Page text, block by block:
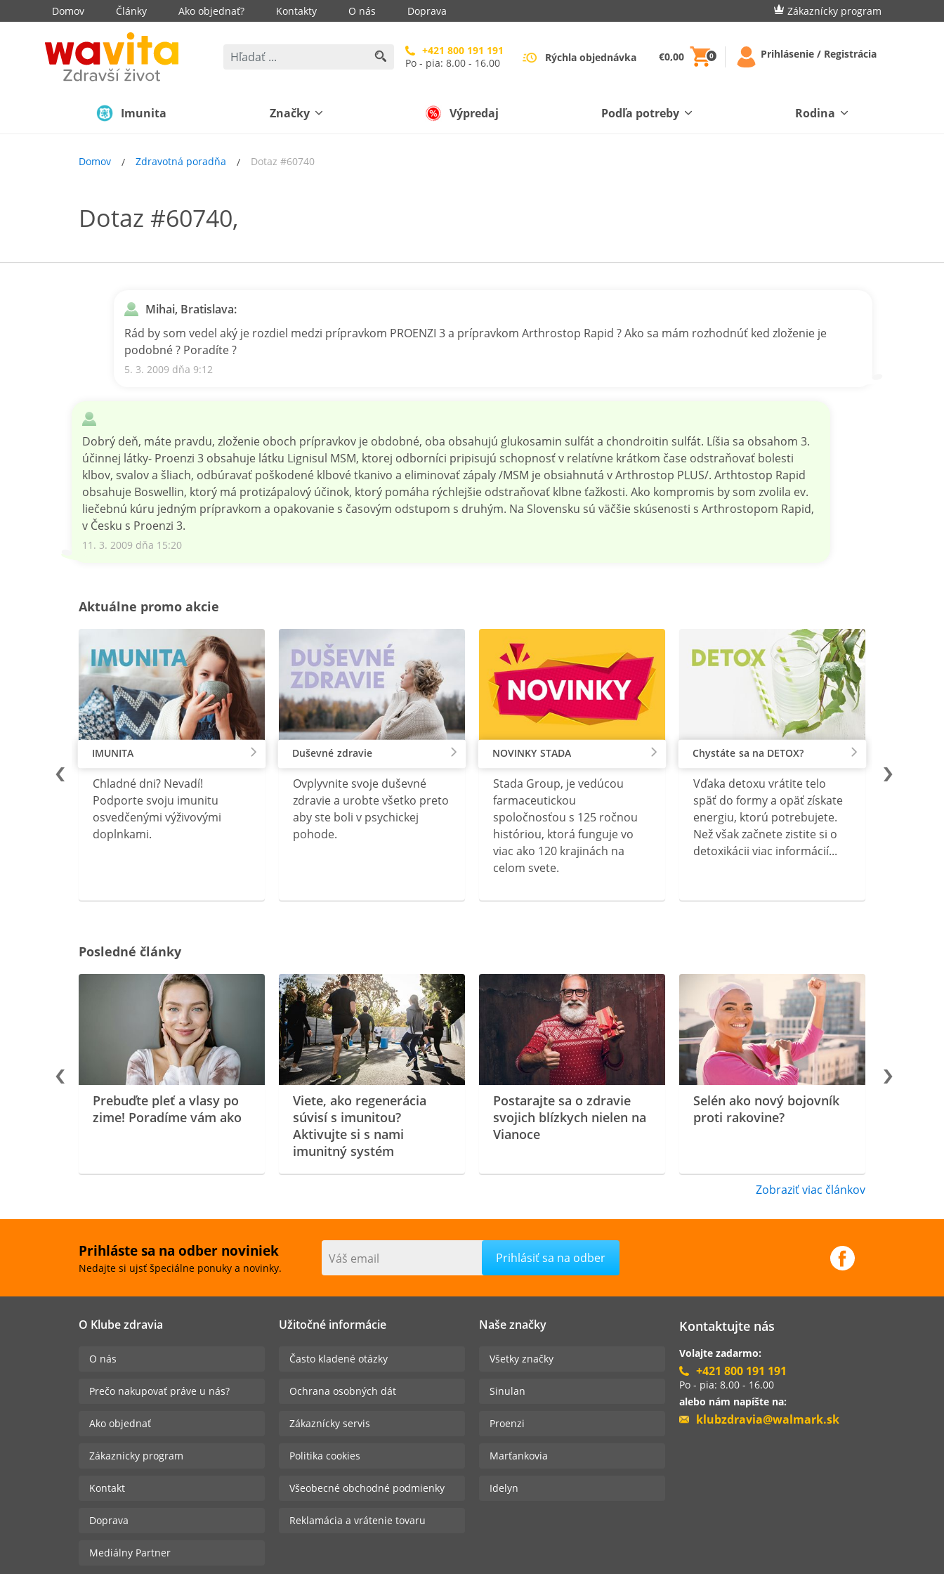
Domov Články Ako objednať? Kontakty O nás Doprava Zákaznícky program
+421 800 191 191
Po - pia: 8.00 - 16.00
Rýchla objednávka €0,00 0 Prihlásenie / Registrácia
Imunita Značky Výpredaj Podľa potreby Rodina
Domov Zdravotná poradňa Dotaz #60740
Dotaz #60740,
Mihai, Bratislava:
Rád by som vedel aký je rozdiel medzi prípravkom PROENZI 3 a prípravkom Arthrostop Rapid ? Ako sa mám rozhodnúť ked zloženie je
podobné ? Poradíte ?
5. 3. 2009 dňa 9:12
Dobrý deň, máte pravdu, zloženie oboch prípravkov je obdobné, oba obsahujú glukosamin sulfát a chondroitin sulfát. Líšia sa obsahom 3.
účinnej látky- Proenzi 3 obsahuje látku Lignisul MSM, ktorej odborníci pripisujú schopnosť v relatívne krátkom čase odstraňovať bolesti
klbov, svalov a šliach, odbúravať poškodené klbové tkanivo a eliminovať zápaly /MSM je obsiahnutá v Arthrostop PLUS/. Arthtostop Rapid
obsahuje Boswellin, ktorý má protizápalový účinok, ktorý pomáha rýchlejšie odstraňovať klbne ťažkosti. Ako kompromis by som zvolila ev.
liečebnú kúru jedným prípravkom a opakovanie s časovým odstupom s druhým. Na Slovensku sú väčšie skúsenosti s Arthrostopom Rapid,
v Česku s Proenzi 3.
11. 3. 2009 dňa 15:20
Aktuálne promo akcie
IMUNITA
Chladné dni? Nevadí!
Podporte svoju imunitu
osvedčenými výživovými
doplnkami.
Duševné zdravie
Ovplyvnite svoje duševné
zdravie a urobte všetko preto
aby ste boli v psychickej
pohode.
NOVINKY STADA
Stada Group, je vedúcou
farmaceutickou
spoločnosťou s 125 ročnou
históriou, ktorá funguje vo
viac ako 120 krajinách na
celom svete.
Chystáte sa na DETOX?
Vďaka detoxu vrátite telo
späť do formy a opäť získate
energiu, ktorú potrebujete.
Než však začnete zistite si o
detoxikácii viac informácií...
Posledné články
Prebuďte pleť a vlasy po
zime! Poradíme vám ako
Viete, ako regenerácia
súvisí s imunitou?
Aktivujte si s nami
imunitný systém
Postarajte sa o zdravie
svojich blízkych nielen na
Vianoce
Selén ako nový bojovník
proti rakovine?
Zobraziť viac článkov
Prihláste sa na odber noviniek
Nedajte si ujsť špeciálne ponuky a novinky.
Váš email
O Klube zdravia
O nás
Prečo nakupovať práve u nás?
Ako objednať
Zákaznicky program
Kontakt
Doprava
Mediálny Partner
Užitočné informácie
Často kladené otázky
Ochrana osobných dát
Zákaznícky servis
Politika cookies
Všeobecné obchodné podmienky
Reklamácia a vrátenie tovaru
Naše značky
Všetky značky
Sinulan
Proenzi
Marťankovia
Idelyn
Kontaktujte nás
Volajte zadarmo:
+421 800 191 191
Po - pia: 8.00 - 16.00
alebo nám napíšte na:
klubzdravia@walmark.sk